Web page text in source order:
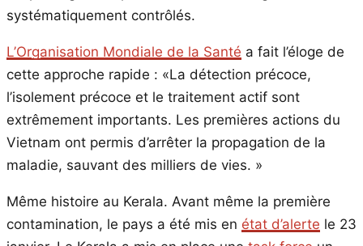
systématiquement contrôlés.
L’Organisation Mondiale de la Santé a fait l’éloge de
cette approche rapide : «La détection précoce,
l’isolement précoce et le traitement actif sont
extrêmement importants. Les premières actions du
Vietnam ont permis d’arrêter la propagation de la
maladie, sauvant des milliers de vies. »
Même histoire au Kerala. Avant même la première
contamination, le pays a été mis en état d’alerte le 23